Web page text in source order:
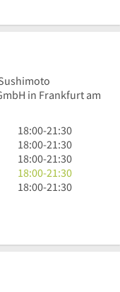
in Frankfurt am
18
Uhr
bis
21
Uhr
18:00-21:30
18
Uhr
bis
21
18:00-21:30
18
Uhr
bis
18:00-21:30
18
Uhr
30
18:00-21:30
18
Uhr
18:00-21:30